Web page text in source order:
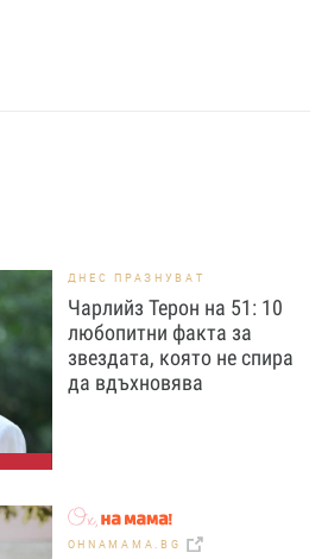
ДНЕС ПРАЗНУВАТ
Чарлийз Терон на 51: 10
любопитни факта за
звездата, която не спира
да вдъхновява
OHNAMAMA.BG